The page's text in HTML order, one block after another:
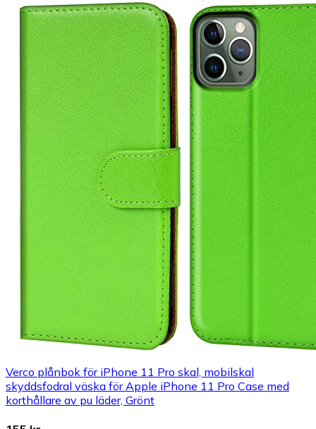
Verco plånbok för iPhone 11 Pro skal, mobilskal
skyddsfodral väska för Apple iPhone 11 Pro Case med
korthållare av pu läder, Grönt